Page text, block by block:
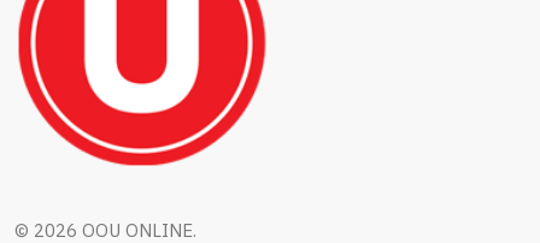
© 2026 OOU ONLINE.